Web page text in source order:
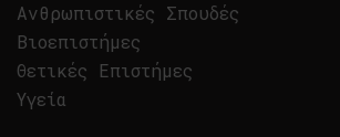
Ανθρωπιστικές Σπουδές
Βιοεπιστήμες
Θετικές Επιστήμες
Υγεία